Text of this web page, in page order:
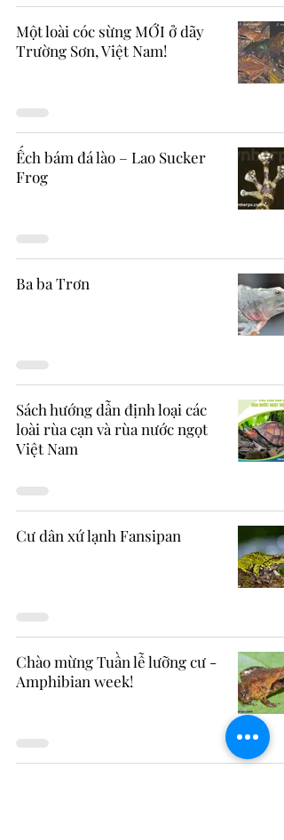
Một loài cóc sừng MỚI ở dãy
Trường Sơn, Việt Nam!
Ếch bám đá lào – Lao Sucker
Frog
Ba ba Trơn
Sách hướng dẫn định loại các
loài rùa cạn và rùa nước ngọt
Việt Nam
Cư dân xứ lạnh Fansipan
Chào mừng Tuần lễ lưỡng cư -
Amphibian week!